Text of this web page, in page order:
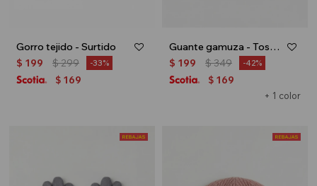
Gorro tejido - Surtido
$ 199 $299 33
$ 169
Guante gamuza - Tostado
+ 1 color
$ 199 $349 42
$ 169